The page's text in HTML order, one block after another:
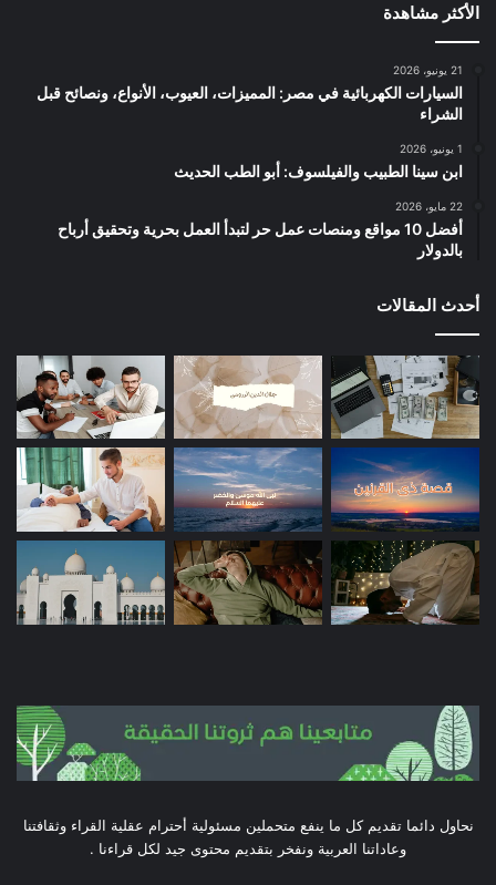
الأكثر مشاهدة
21 يونيو، 2026
السيارات الكهربائية في مصر: المميزات، العيوب، الأنواع، ونصائح قبل
الشراء
1 يونيو، 2026
ابن سينا الطبيب والفيلسوف: أبو الطب الحديث
22 مايو، 2026
أفضل 10 مواقع ومنصات عمل حر لتبدأ العمل بحرية وتحقيق أرباح
بالدولار
أحدث المقالات
نحاول دائما تقديم كل ما ينفع متحملين مسئولية أحترام عقلية القراء وثقافتنا
وعاداتنا العربية ونفخر بتقديم محتوى جيد لكل قراءنا .